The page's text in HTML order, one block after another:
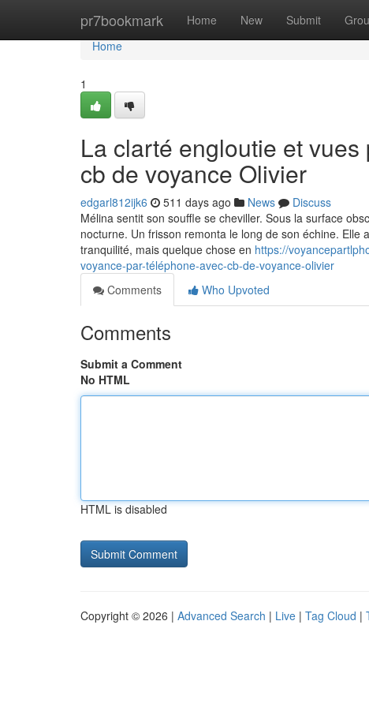
pr7bookmark Home New Submit
Home
Home
1
La clarté engloutie et
cb de voyance Olivier
edgarl812ijk6 511 days ago News
Discuss
Mélina sentit son souffle se cheviller. Sous la surface
nocturne. Un frisson remonta le long de son échine. Elle
tranquilité, mais quelque chose en https://
voyance-par-téléphone-avec-cb-de-voyance-olivier
Comments
Who Upvoted
Comments
Submit a Comment
No HTML
HTML is disabled
Copyright © 2026 | Advanced Search | Live | Tag Cloud |